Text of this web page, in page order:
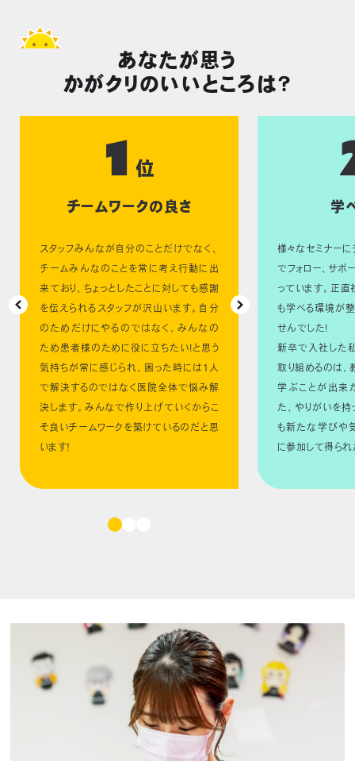
あなたが思う
かがクリのいいところは？
1 位
チームワークの良さ
スタッフみんなが自分のことだけでなく、
チームみんなのことを常に考え行動に出
来ており、ちょっとしたことに対しても感謝
を伝えられるスタッフが沢山います。自分
のためだけにやるのではなく、みんなの
ため患者様のために役に立ちたい!と思う
気持ちが常に感じられ、困った時には1人
で解決するのではなく医院全体で悩み解
決します。みんなで作り上げていくからこ
そ良いチームワークを築けているのだと思
います！
学
様々なセミナー
でフォロー、サポ
っています。正
も学べる環境が
せんでした!
新卒で入社した
取り組めるのは
学ぶことが出来
た、やりがいを
も新たな学びや
に参加して得ら